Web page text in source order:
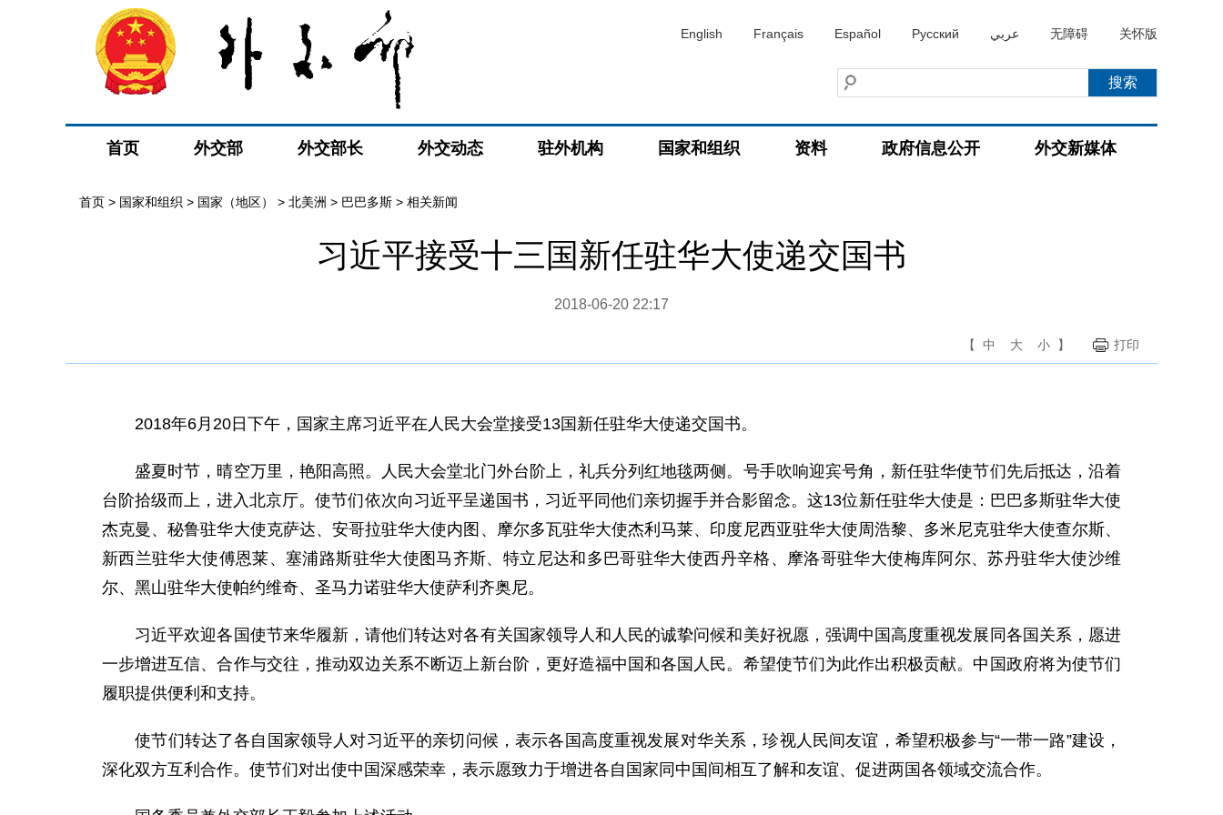
English Français Español Русский عربي 无障碍 关怀版
首页 外交部 外交部长 外交动态 驻外机构 国家和组织 资料 政府信息公开 外交新媒体
首页 > 国家和组织 > 国家（地区） > 北美洲 > 巴巴多斯 > 相关新闻
习近平接受十三国新任驻华大使递交国书
2018-06-20 22:17
【 中 大 小 】 打印
2018年6月20日下午，国家主席习近平在人民大会堂接受13国新任驻华大使递交国书。
盛夏时节，晴空万里，艳阳高照。人民大会堂北门外台阶上，礼兵分列红地毯两侧。号手吹响迎宾号角，新任驻华使节们先后抵达，沿着
台阶拾级而上，进入北京厅。使节们依次向习近平呈递国书，习近平同他们亲切握手并合影留念。这13位新任驻华大使是：巴巴多斯驻华大使
杰克曼、秘鲁驻华大使克萨达、安哥拉驻华大使内图、摩尔多瓦驻华大使杰利马莱、印度尼西亚驻华大使周浩黎、多米尼克驻华大使查尔斯、
新西兰驻华大使傅恩莱、塞浦路斯驻华大使图马齐斯、特立尼达和多巴哥驻华大使西丹辛格、摩洛哥驻华大使梅库阿尔、苏丹驻华大使沙维
尔、黑山驻华大使帕约维奇、圣马力诺驻华大使萨利齐奥尼。
习近平欢迎各国使节来华履新，请他们转达对各有关国家领导人和人民的诚挚问候和美好祝愿，强调中国高度重视发展同各国关系，愿进
一步增进互信、合作与交往，推动双边关系不断迈上新台阶，更好造福中国和各国人民。希望使节们为此作出积极贡献。中国政府将为使节们
履职提供便利和支持。
使节们转达了各自国家领导人对习近平的亲切问候，表示各国高度重视发展对华关系，珍视人民间友谊，希望积极参与“一带一路”建设，
深化双方互利合作。使节们对出使中国深感荣幸，表示愿致力于增进各自国家同中国间相互了解和友谊、促进两国各领域交流合作。